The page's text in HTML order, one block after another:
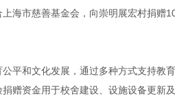
市慈善基金会，向崇明展宏村捐赠
和文化发展，通过多种方式支持教
资金用于校舍建设、设施设备更新